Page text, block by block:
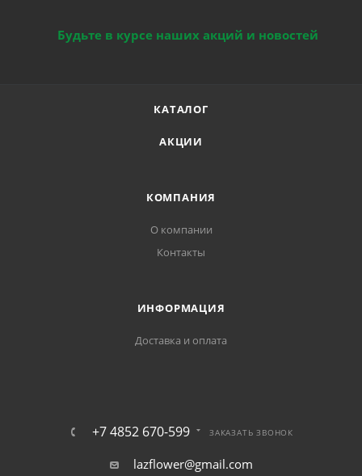
Будьте в курсе наших акций и новостей
КАТАЛОГ
АКЦИИ
КОМПАНИЯ
О компании
Контакты
ИНФОРМАЦИЯ
Доставка и оплата
+7 4852 670-599 ЗАКАЗАТЬ ЗВОНОК
lazflower@gmail.com